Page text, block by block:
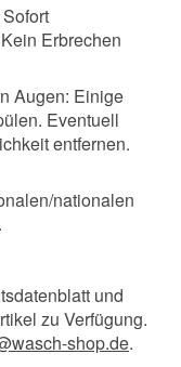
Erbrechen
Augen: Einige
Eventuell
entfernen.
nationalen
und
zu Verfügung.
shop.de.